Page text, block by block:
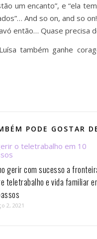
um encanto”, e “ela
And so on, and so on!
então… Quase precisa
também ganhe
PODE GOSTAR
gerir com sucesso a
teletrabalho e vida familiar
2, 2021